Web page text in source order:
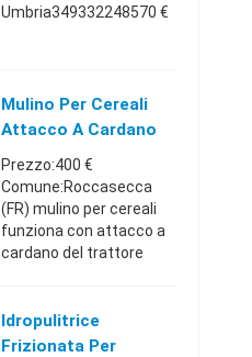
Umbria349332248570 €
Mulino Per Cereali
Attacco A Cardano
Trattore
Prezzo:400 €
Comune:Roccasecca
(FR) mulino per cereali
funziona con attacco a
cardano del trattore
contatto telefonico
3388880716Lazio33888
Idropulitrice
Frizionata Per